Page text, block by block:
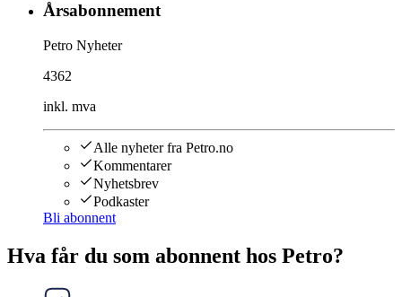
Årsabonnement
Petro Nyheter
4362
inkl. mva
Alle nyheter fra Petro.no
Kommentarer
Nyhetsbrev
Podkaster
Bli abonnent
Hva får du som abonnent hos Petro?